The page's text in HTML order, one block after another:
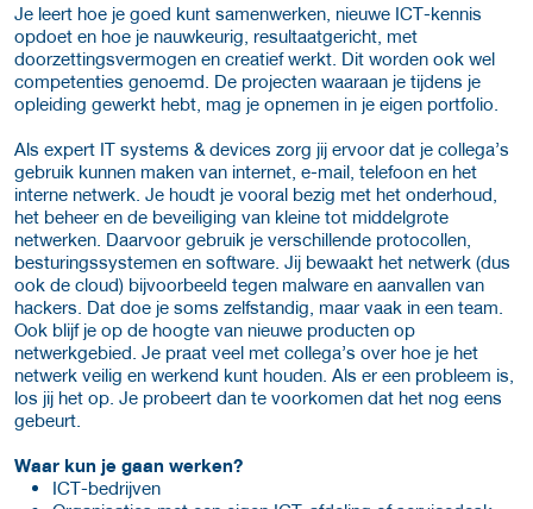
Je leert hoe je goed kunt samenwerken, nieuwe ICT-kennis
opdoet en hoe je nauwkeurig, resultaatgericht, met
doorzettingsvermogen en creatief werkt. Dit worden ook wel
competenties genoemd. De projecten waaraan je tijdens je
opleiding gewerkt hebt, mag je opnemen in je eigen portfolio.
Als expert IT systems & devices zorg jij ervoor dat je collega’s
gebruik kunnen maken van internet, e-mail, telefoon en het
interne netwerk. Je houdt je vooral bezig met het onderhoud,
het beheer en de beveiliging van kleine tot middelgrote
netwerken. Daarvoor gebruik je verschillende protocollen,
besturingssystemen en software. Jij bewaakt het netwerk (dus
ook de cloud) bijvoorbeeld tegen malware en aanvallen van
hackers. Dat doe je soms zelfstandig, maar vaak in een team.
Ook blijf je op de hoogte van nieuwe producten op
netwerkgebied. Je praat veel met collega’s over hoe je het
netwerk veilig en werkend kunt houden. Als er een probleem is,
los jij het op. Je probeert dan te voorkomen dat het nog eens
gebeurt.
Waar kun je gaan werken?
ICT-bedrijven